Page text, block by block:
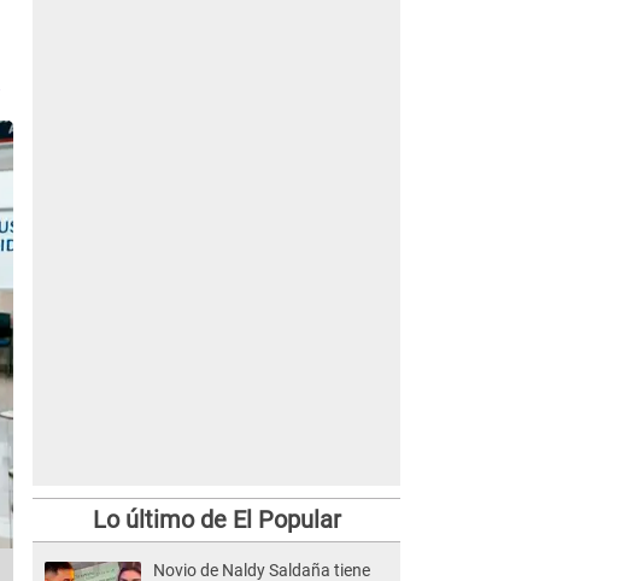
Lo último de El Popular
Novio de Naldy Saldaña tiene